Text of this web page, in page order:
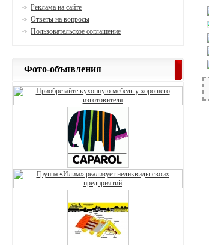
Реклама на сайте
Ответы на вопросы
Пользовательское соглашение
Фото-объявления